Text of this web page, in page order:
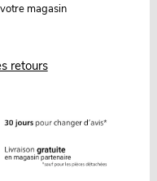
magasin
retours